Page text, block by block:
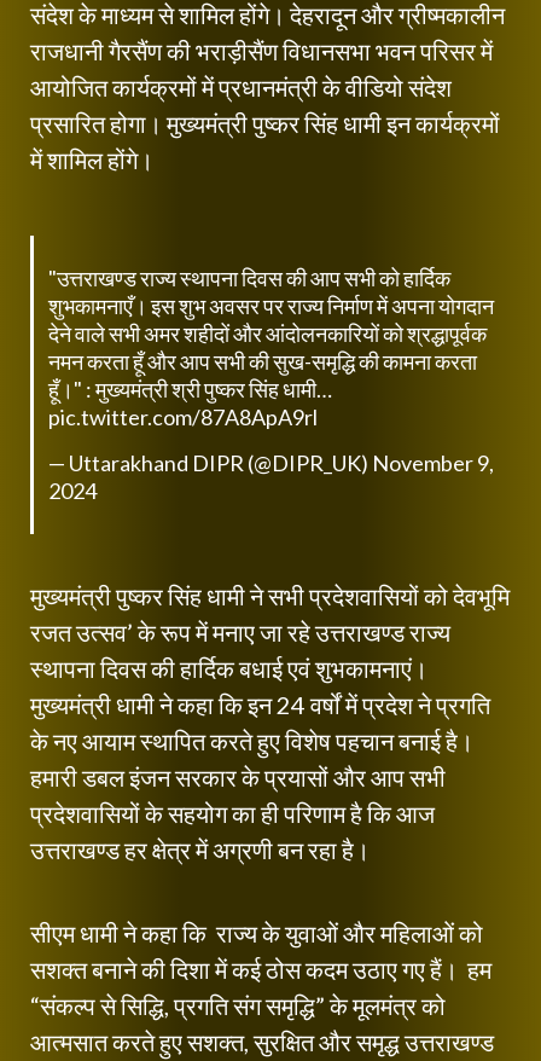
संदेश के माध्यम से शामिल होंगे। देहरादून और ग्रीष्मकालीन
राजधानी गैरसैंण की भराड़ीसैंण विधानसभा भवन परिसर में
आयोजित कार्यक्रमों में प्रधानमंत्री के वीडियो संदेश
प्रसारित होगा। मुख्यमंत्री पुष्कर सिंह धामी इन कार्यक्रमों
में शामिल होंगे।
"उत्तराखण्ड राज्य स्थापना दिवस की आप सभी को हार्दिक
शुभकामनाएँ। इस शुभ अवसर पर राज्य निर्माण में अपना योगदान
देने वाले सभी अमर शहीदों और आंदोलनकारियों को श्रद्धापूर्वक
नमन करता हूँ और आप सभी की सुख-समृद्धि की कामना करता
हूँ।" : मुख्यमंत्री श्री पुष्कर सिंह धामी…
pic.twitter.com/87A8ApA9rl
— Uttarakhand DIPR (@DIPR_UK) November 9,
2024
मुख्यमंत्री पुष्कर सिंह धामी ने सभी प्रदेशवासियों को देवभूमि
रजत उत्सव’ के रूप में मनाए जा रहे उत्तराखण्ड राज्य
स्थापना दिवस की हार्दिक बधाई एवं शुभकामनाएं।
मुख्यमंत्री धामी ने कहा कि इन 24 वर्षों में प्रदेश ने प्रगति
के नए आयाम स्थापित करते हुए विशेष पहचान बनाई है।
हमारी डबल इंजन सरकार के प्रयासों और आप सभी
प्रदेशवासियों के सहयोग का ही परिणाम है कि आज
उत्तराखण्ड हर क्षेत्र में अग्रणी बन रहा है।
सीएम धामी ने कहा कि राज्य के युवाओं और महिलाओं को
सशक्त बनाने की दिशा में कई ठोस कदम उठाए गए हैं। हम
“संकल्प से सिद्धि, प्रगति संग समृद्धि” के मूलमंत्र को
आत्मसात करते हुए सशक्त, सुरक्षित और समृद्ध उत्तराखण्ड